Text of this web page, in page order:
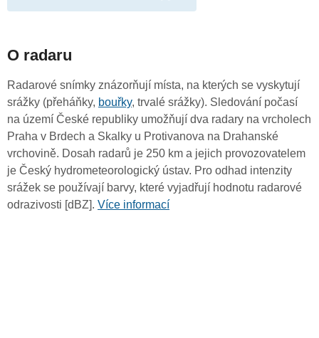
O radaru
Radarové snímky znázorňují místa, na kterých se vyskytují
srážky (přeháňky, bouřky, trvalé srážky). Sledování počasí
na území České republiky umožňují dva radary na vrcholech
Praha v Brdech a Skalky u Protivanova na Drahanské
vrchovině. Dosah radarů je 250 km a jejich provozovatelem
je Český hydrometeorologický ústav. Pro odhad intenzity
srážek se používají barvy, které vyjadřují hodnotu radarové
odrazivosti [dBZ]. Více informací